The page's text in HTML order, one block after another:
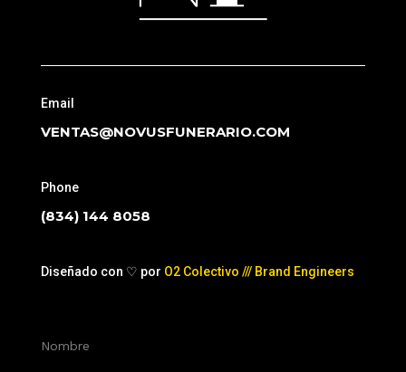
Email
VENTAS@NOVUSFUNERARIO.COM
Phone
(834) 144 8058
Diseñado con ♡ por O2 Colectivo /// Brand Engineers